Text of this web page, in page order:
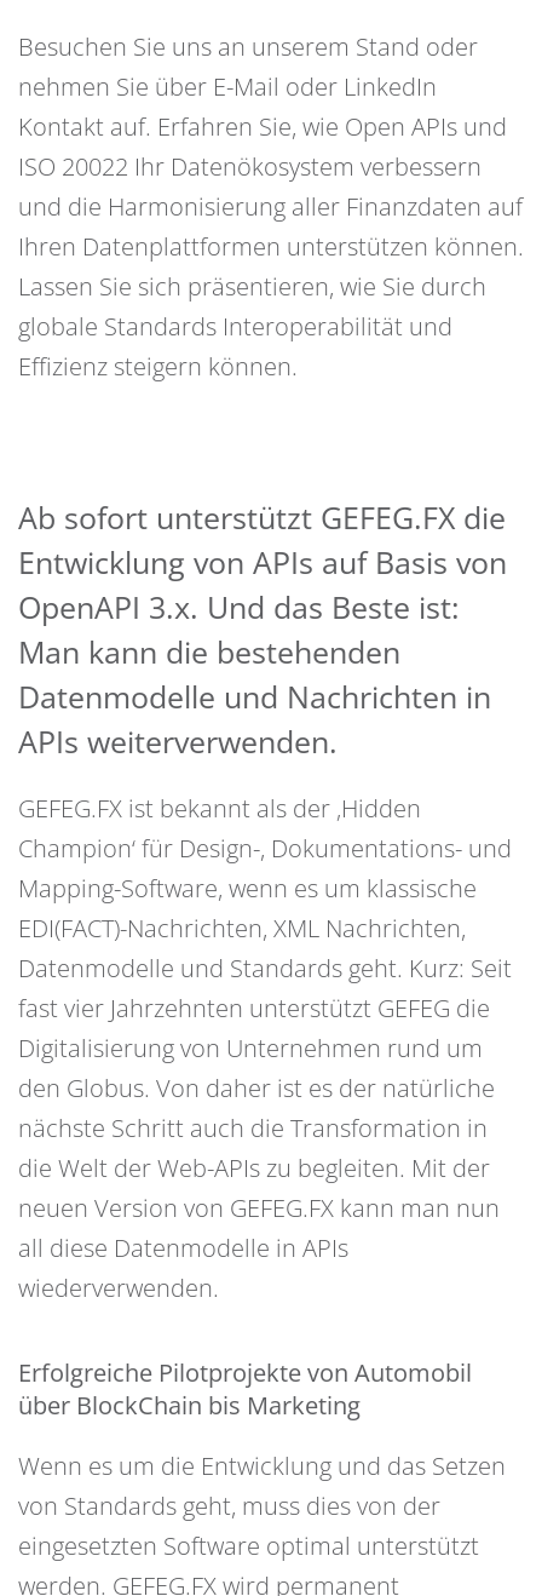
Besuchen Sie uns an unserem Stand oder
nehmen Sie über E-Mail oder LinkedIn
Kontakt auf. Erfahren Sie, wie Open APIs und
ISO 20022 Ihr Datenökosystem verbessern
und die Harmonisierung aller Finanzdaten auf
Ihren Datenplattformen unterstützen können.
Lassen Sie sich präsentieren, wie Sie durch
globale Standards Interoperabilität und
Effizienz steigern können.
Ab sofort unterstützt GEFEG.FX die
Entwicklung von APIs auf Basis von
OpenAPI 3.x. Und das Beste ist:
Man kann die bestehenden
Datenmodelle und Nachrichten in
APIs weiterverwenden.
GEFEG.FX ist bekannt als der ‚Hidden
Champion‘ für Design-, Dokumentations- und
Mapping-Software, wenn es um klassische
EDI(FACT)-Nachrichten, XML Nachrichten,
Datenmodelle und Standards geht. Kurz: Seit
fast vier Jahrzehnten unterstützt GEFEG die
Digitalisierung von Unternehmen rund um
den Globus. Von daher ist es der natürliche
nächste Schritt auch die Transformation in
die Welt der Web-APIs zu begleiten. Mit der
neuen Version von GEFEG.FX kann man nun
all diese Datenmodelle in APIs
wiederverwenden.
Erfolgreiche Pilotprojekte von Automobil
über BlockChain bis Marketing
Wenn es um die Entwicklung und das Setzen
von Standards geht, muss dies von der
eingesetzten Software optimal unterstützt
werden. GEFEG.FX wird permanent